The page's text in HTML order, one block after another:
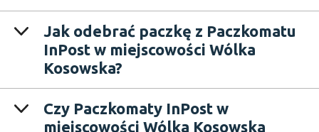
Jak odebrać paczkę z Paczkomatu
InPost w miejscowości Wólka
Kosowska?
Czy Paczkomaty InPost w
miejscowości Wólka Kosowska